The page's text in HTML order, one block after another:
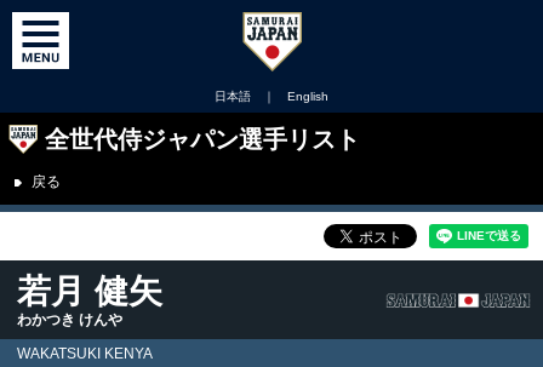
日本語 ｜ English
全世代侍ジャパン選手リスト
戻る
若月 健矢
わかつき けんや
WAKATSUKI KENYA